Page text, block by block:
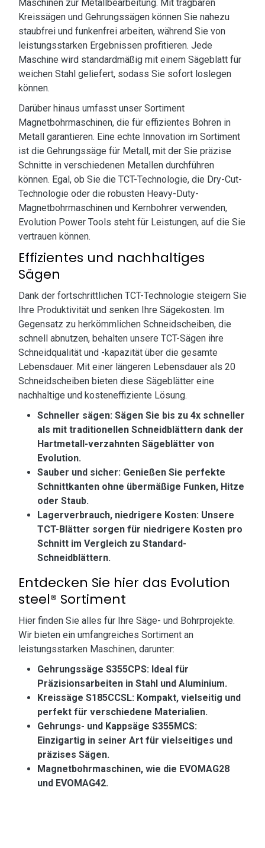
Maschinen zur Metallbearbeitung. Mit tragbaren
Kreissägen und Gehrungssägen können Sie nahezu
staubfrei und funkenfrei arbeiten, während Sie von
leistungsstarken Ergebnissen profitieren. Jede
Maschine wird standardmäßig mit einem Sägeblatt für
weichen Stahl geliefert, sodass Sie sofort loslegen
können.
Darüber hinaus umfasst unser Sortiment
Magnetbohrmaschinen, die für effizientes Bohren in
Metall garantieren. Eine echte Innovation im Sortiment
ist die Gehrungssäge für Metall, mit der Sie präzise
Schnitte in verschiedenen Metallen durchführen
können. Egal, ob Sie die TCT-Technologie, die Dry-Cut-
Technologie oder die robusten Heavy-Duty-
Magnetbohrmaschinen und Kernbohrer verwenden,
Evolution Power Tools steht für Leistungen, auf die Sie
vertrauen können.
Effizientes und nachhaltiges
Sägen
Dank der fortschrittlichen TCT-Technologie steigern Sie
Ihre Produktivität und senken Ihre Sägekosten. Im
Gegensatz zu herkömmlichen Schneidscheiben, die
schnell abnutzen, behalten unsere TCT-Sägen ihre
Schneidqualität und -kapazität über die gesamte
Lebensdauer. Mit einer längeren Lebensdauer als 20
Schneidscheiben bieten diese Sägeblätter eine
nachhaltige und kosteneffiziente Lösung.
Schneller sägen: Sägen Sie bis zu 4x schneller
als mit traditionellen Schneidblättern dank der
Hartmetall-verzahnten Sägeblätter von
Evolution.
Sauber und sicher: Genießen Sie perfekte
Schnittkanten ohne übermäßige Funken, Hitze
oder Staub.
Lagerverbrauch, niedrigere Kosten: Unsere
TCT-Blätter sorgen für niedrigere Kosten pro
Schnitt im Vergleich zu Standard-
Schneidblättern.
Entdecken Sie hier das Evolution
steel® Sortiment
Hier finden Sie alles für Ihre Säge- und Bohrprojekte.
Wir bieten ein umfangreiches Sortiment an
leistungsstarken Maschinen, darunter:
Gehrungssäge S355CPS: Ideal für
Präzisionsarbeiten in Stahl und Aluminium.
Kreissäge S185CCSL: Kompakt, vielseitig und
perfekt für verschiedene Materialien.
Gehrungs- und Kappsäge S355MCS:
Einzigartig in seiner Art für vielseitiges und
präzises Sägen.
Magnetbohrmaschinen, wie die EVOMAG28
und EVOMAG42.